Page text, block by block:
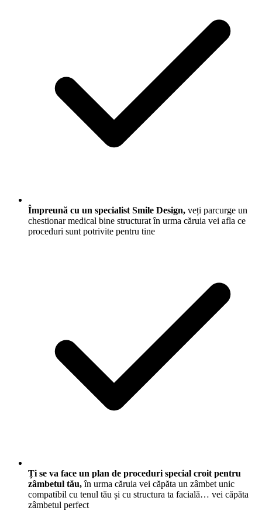
Împreună cu un specialist Smile Design, veți parcurge un
chestionar medical bine structurat în urma căruia vei afla ce
proceduri sunt potrivite pentru tine
Ți se va face un plan de proceduri special croit pentru
zâmbetul tău,în urma căruia vei căpăta un zâmbet unic
compatibil cu tenul tău și cu structura ta facială… vei căpăta
zâmbetul perfect